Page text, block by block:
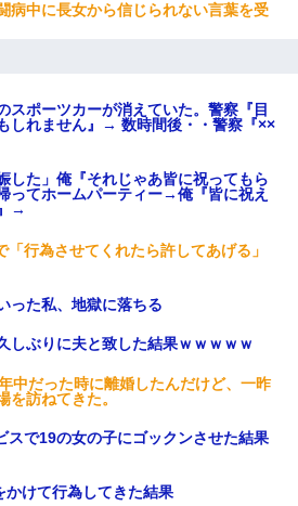
病中に長女から信じられない言葉を受
スポーツカーが消えていた。警察『目
しれません』→ 数時間後・・警察『××
した」俺『それじゃあ皆に祝ってもら
ってホームパーティー→俺『皆に祝え
→
「行為させてくれたら許してあげる」
った私、地獄に落ちる
しぶりに夫と致した結果ｗｗｗｗｗ
中だった時に離婚したんだけど、一昨
を訪ねてきた。
スで19の女の子にゴックンさせた結果
けて行為してきた結果